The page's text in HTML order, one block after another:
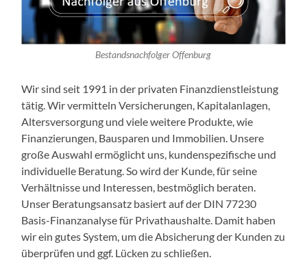
Bestandsnachfolger Offenburg
Wir sind seit 1991 in der privaten Finanzdienstleistung
tätig. Wir vermitteln Versicherungen, Kapitalanlagen,
Altersversorgung und viele weitere Produkte, wie
Finanzierungen, Bausparen und Immobilien. Unsere
große Auswahl ermöglicht uns, kundenspezifische und
individuelle Beratung. So wird der Kunde, für seine
Verhältnisse und Interessen, bestmöglich beraten.
Unser Beratungsansatz basiert auf der DIN 77230
Basis-Finanzanalyse für Privathaushalte. Damit haben
wir ein gutes System, um die Absicherung der Kunden zu
überprüfen und ggf. Lücken zu schließen.